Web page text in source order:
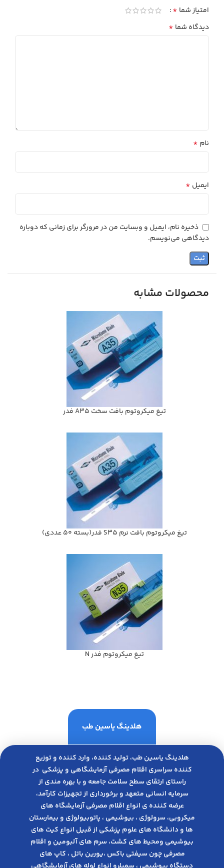
امتیاز شما *
دیدگاه شما *
نام *
ایمیل *
ذخیره نام، ایمیل و وبسایت من در مرورگر برای زمانی که دوباره
دیدگاهی می‌نویسم.
محصولات مشابه
تيغ ميكروتوم بافت سخت A35 فدر
تيغ ميكروتوم بافت نرم S35 فدر(بسته 50 عددي)
تيغ ميكروتوم فدر N
هلدینگ یاسین طب
هلدینگ یاسین طب، تولید کننده، وارد کننده و توزیع
کننده سراسری اقلام مصرفی آزمایشگاهی و پزشکی در
راﺳﺘﺎی ارﺗﻘﺎی ﺳﻄﺢ ﺳﻼﻣﺖ ﺟﺎﻣﻌﻪ و ﺑﺎ ﺑﻬﺮه ﻣﻨﺪی از
ﺳﺮﻣﺎﯾﻪ انسانی متعهد و ﺑﺮﺧﻮرداری از ﺗﺠﻬﯿﺰات ﮐﺎرآﻣﺪ،
عرضه کننده ی انواع اﻗﻼم مصرفی آزﻣﺎﯾﺸﮕﺎه های
میکروبی، ﺳﺮوﻟﻮژی ، ﺑﯿﻮﺷﯿﻤﯽ ، پاتوبیولوژی و بیمارستان
ها و دانشگاه های علوم پزشکی از قبیل انواع کیت های
بیوشیمی ومحیط های کشت، سرم های آلبومین و اقلام
مصرفی چون سیفتی باکس ،یورین باتل ، کاپ های